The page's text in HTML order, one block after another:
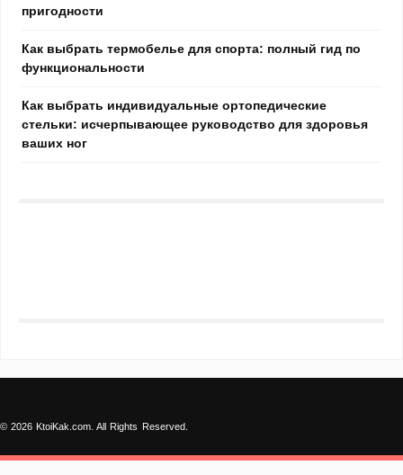
пригодности
Как выбрать термобелье для спорта: полный гид по
функциональности
Как выбрать индивидуальные ортопедические
стельки: исчерпывающее руководство для здоровья
ваших ног
© 2026 KtoiKak.com. All Rights Reserved.